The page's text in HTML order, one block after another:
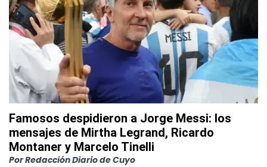
Famosos despidieron a Jorge Messi: los
mensajes de Mirtha Legrand, Ricardo
Montaner y Marcelo Tinelli
PorRedacción Diario de Cuyo